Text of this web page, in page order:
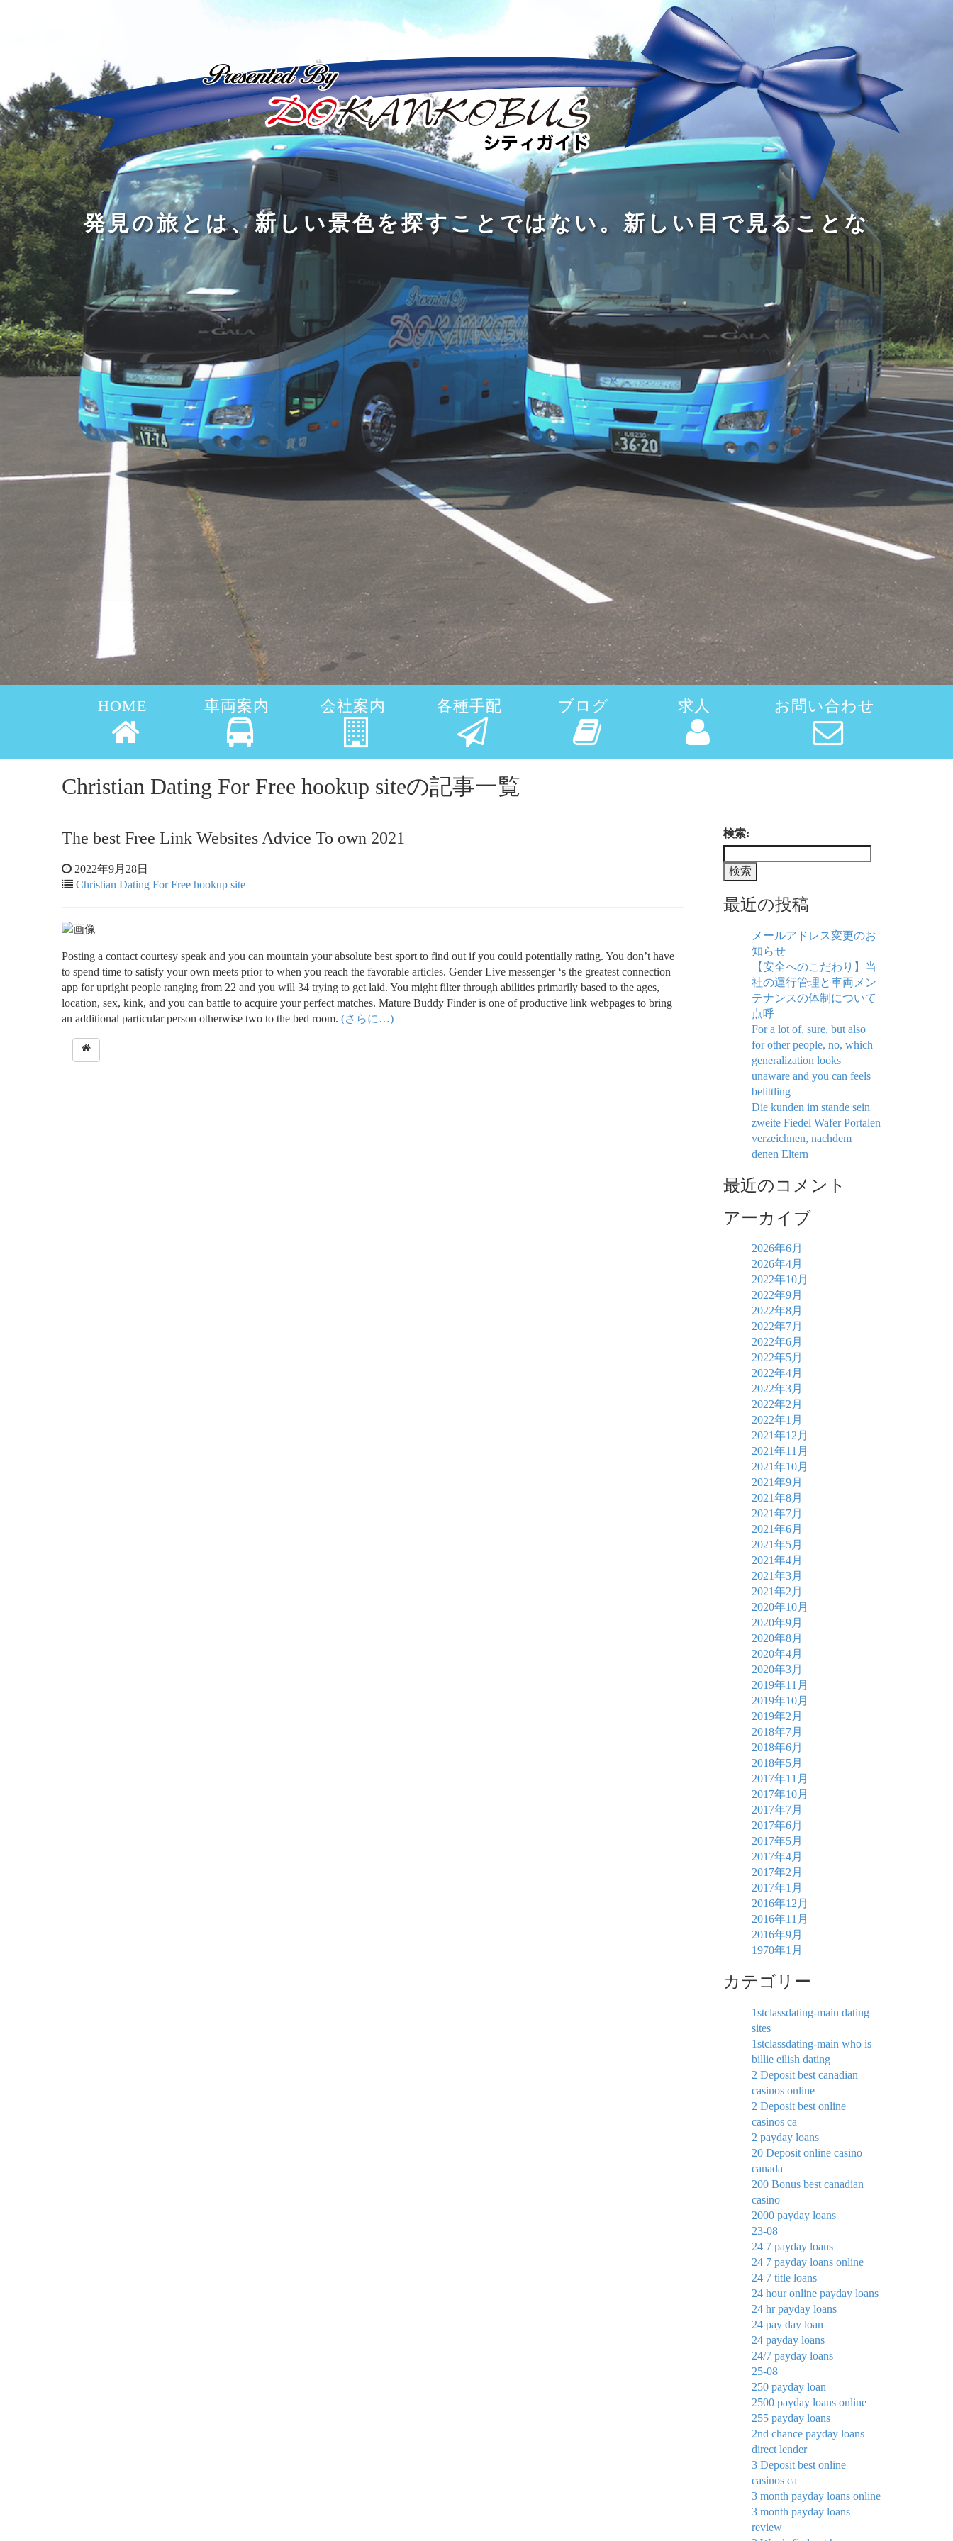
旅の過程にこそ価値がある
発見の旅とは 、新しい 景色を探すことで はない。新 し い 目 で 見ることなのだ
人間の幅を広げるものは3つある。人と会い、本を読み、旅をすることだ
私は旅をするために旅をす る
旅の過程にこそ価値がある
どんなに洗練さ れた大人 の中にも、外に出 たくてしょ うが ない 小さな子供がいる
旅を するのは 到着するためではなく、旅を す る た めである
旅は真の知識の大 きな泉であ る
HOME 車両案内 会社案内 各種手配 ブログ 求人 お問い合わせ
Christian Dating For Free hookup siteの記事一覧
The best Free Link Websites Advice To own 2021
2022年9月28日
Christian Dating For Free hookup site
Posting a contact courtesy speak and you can mountain your absolute best sport to find out if you could potentially rating. You don’t have
to spend time to satisfy your own meets prior to when you reach the favorable articles. Gender Live messenger ‘s the greatest connection
app for upright people ranging from 22 and you will 34 trying to get laid. You might filter through abilities primarily based to the ages,
location, sex, kink, and you can battle to acquire your perfect matches. Mature Buddy Finder is one of productive link webpages to bring
an additional particular person otherwise two to the bed room. (さらに…)
検索:
最近の投稿
メールアドレス変更のお
知らせ
【安全へのこだわり】当
社の運行管理と車両メン
テナンスの体制について
点呼
For a lot of, sure, but also
for other people, no, which
generalization looks
unaware and you can feels
belittling
Die kunden im stande sein
zweite Fiedel Wafer Portalen
verzeichnen, nachdem
denen Eltern
最近のコメント
アーカイブ
2026年6月
2026年4月
2022年10月
2022年9月
2022年8月
2022年7月
2022年6月
2022年5月
2022年4月
2022年3月
2022年2月
2022年1月
2021年12月
2021年11月
2021年10月
2021年9月
2021年8月
2021年7月
2021年6月
2021年5月
2021年4月
2021年3月
2021年2月
2020年10月
2020年9月
2020年8月
2020年4月
2020年3月
2019年11月
2019年10月
2019年2月
2018年7月
2018年6月
2018年5月
2017年11月
2017年10月
2017年7月
2017年6月
2017年5月
2017年4月
2017年2月
2017年1月
2016年12月
2016年11月
2016年9月
1970年1月
カテゴリー
1stclassdating-main dating
sites
1stclassdating-main who is
billie eilish dating
2 Deposit best canadian
casinos online
2 Deposit best online
casinos ca
2 payday loans
20 Deposit online casino
canada
200 Bonus best canadian
casino
2000 payday loans
23-08
24 7 payday loans
24 7 payday loans online
24 7 title loans
24 hour online payday loans
24 hr payday loans
24 pay day loan
24 payday loans
24/7 payday loans
25-08
250 payday loan
2500 payday loans online
255 payday loans
2nd chance payday loans
direct lender
3 Deposit best online
casinos ca
3 month payday loans online
3 month payday loans
review